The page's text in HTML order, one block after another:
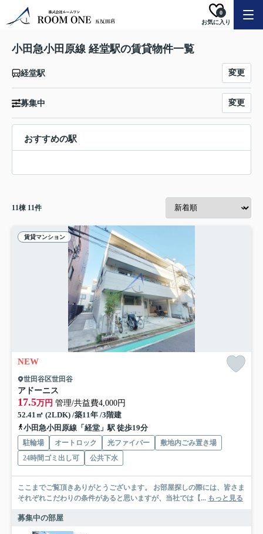
お気に入り
0
小田急小田原線 経堂駅の賃貸物件一覧
経堂駅 変更
募集中 変更
おすすめの駅
11棟 11件
賃貸マンション
NEW
世田谷区世田谷
アドーニス
17.5万円 管理/共益費4,000円
52.41㎡ (2LDK) /築11年 /3階建
小田急小田原線「経堂」駅 徒歩19分
駐輪場 オートロック 光ファイバー
敷地内ごみ置き場
24時間ゴミ出し可
公共下水
ここまでご覧頂きありがとうございます。 お部屋探しの際には、皆さま
それぞれこだわりの条件があると思いますが、当社では【... もっと見る
募集中の部屋